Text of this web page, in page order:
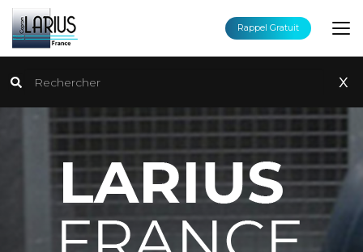
Aller
au
contenu
principal
Rechercher
x
Rappel Gratuit